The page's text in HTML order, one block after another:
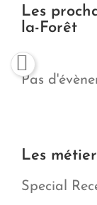
Les
la-Forêt
Pas
Les
Special